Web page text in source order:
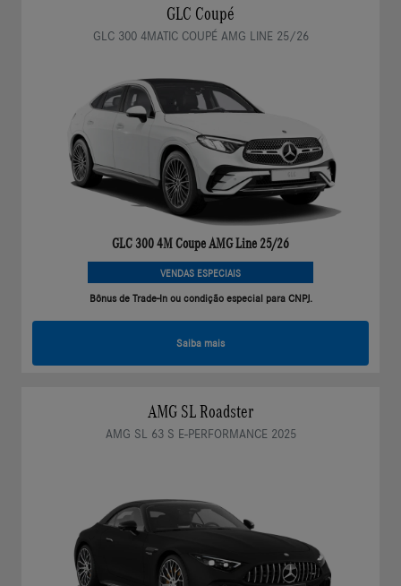
GLC Coupé
GLC 300 4MATIC COUPÉ AMG LINE 25/26
GLC 300 4M Coupe AMG Line 25/26
VENDAS ESPECIAIS
Bônus de Trade-In ou condição especial para CNPJ.
Saiba mais
AMG SL Roadster
AMG SL 63 S E-PERFORMANCE 2025